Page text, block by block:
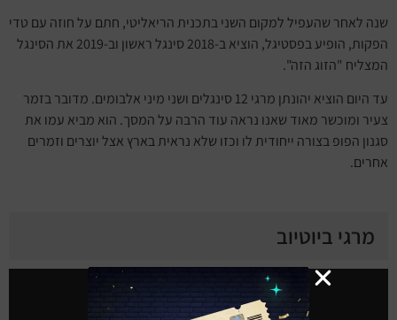
שנה לאחר שהעפיל למקום השני בתכנית הריאליטי, חתם על חוזה עם טדי
הפקות, הופיע בפסטיגל, הוציא ב-2018 סינגל ראשון וב-2019 את הסינגל
המצליח "הזוג הזה".
עד היום הוציא יהונתן מרגי 12 סינגלים ושני מיני אלבומים. מדובר בזמר
צעיר ומוכשר מאוד שאנו נראה עוד הרבה על המסך. הוא מביא עמו את
סגנון הפופ בצורה ייחודית לו וכזו שלא נראית בארץ אצל יוצרים וזמרים
אחרים.
מרגי ביוטיוב